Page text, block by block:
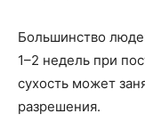
Большинство
1–2 недель при
сухость может
разрешения.